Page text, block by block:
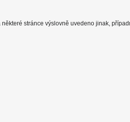
některé stránce výslovně uvedeno jinak,